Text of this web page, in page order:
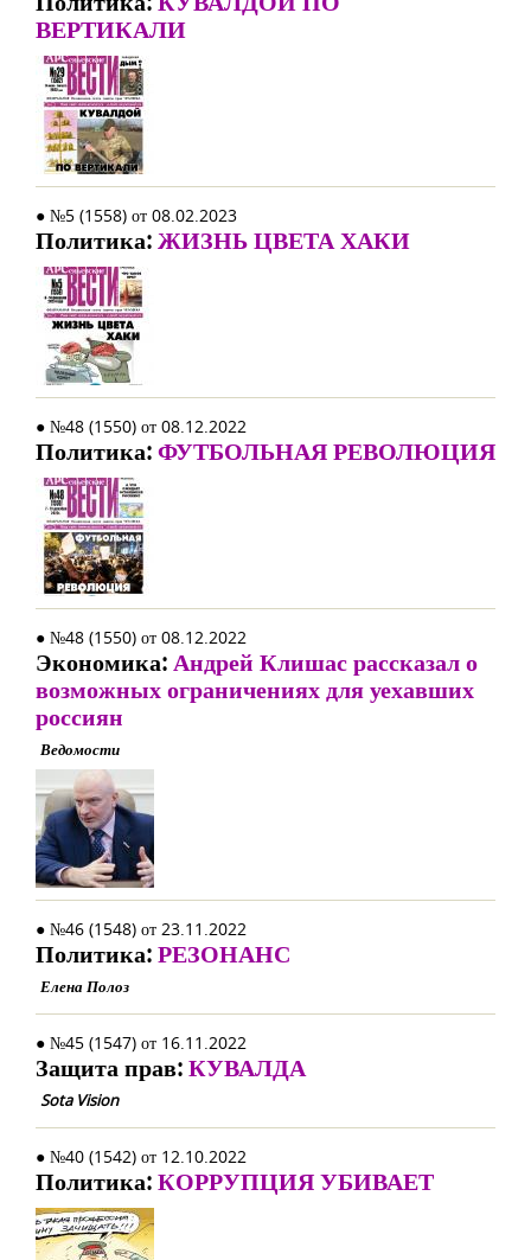
ВЕРТИКАЛИ
● №5 (1558) от 08.02.2023
Политика:ЖИЗНЬ ЦВЕТА ХАКИ
● №48 (1550) от 08.12.2022
Политика:ФУТБОЛЬНАЯ РЕВОЛЮЦИЯ
● №48 (1550) от 08.12.2022
Экономика:Андрей Клишас рассказал о
возможных ограничениях для уехавших
россиян
Ведомости
● №46 (1548) от 23.11.2022
Политика:РЕЗОНАНС
Елена Полоз
● №45 (1547) от 16.11.2022
Защита прав:КУВАЛДА
Sota Vision
● №40 (1542) от 12.10.2022
Политика:КОРРУПЦИЯ УБИВАЕТ